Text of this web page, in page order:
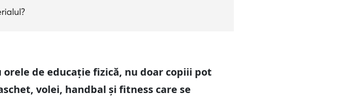
orele de educație fizică, nu doar copiii pot
volei, handbal și fitness care se